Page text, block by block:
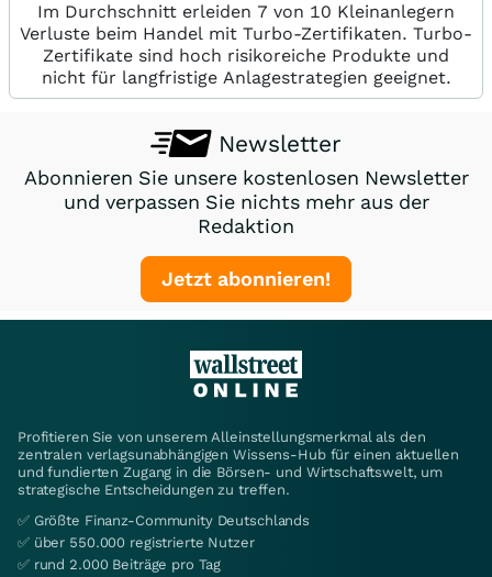
Im Durchschnitt erleiden 7 von 10 Kleinanlegern
Verluste beim Handel mit Turbo-Zertifikaten. Turbo-
Zertifikate sind hoch risikoreiche Produkte und
nicht für langfristige Anlagestrategien geeignet.
Newsletter
Abonnieren Sie unsere kostenlosen Newsletter
und verpassen Sie nichts mehr aus der
Redaktion
Jetzt abonnieren!
Profitieren Sie von unserem Alleinstellungsmerkmal als den
zentralen verlagsunabhängigen Wissens-Hub für einen aktuellen
und fundierten Zugang in die Börsen- und Wirtschaftswelt, um
strategische Entscheidungen zu treffen.
✅ Größte Finanz-Community Deutschlands
✅ über 550.000 registrierte Nutzer
✅ rund 2.000 Beiträge pro Tag